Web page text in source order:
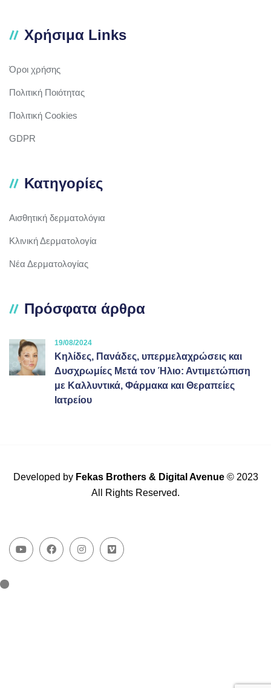
Χρήσιμα Links
Όροι χρήσης
Πολιτική Ποιότητας
Πολιτική Cookies
GDPR
Κατηγορίες
Αισθητική δερματολόγια
Κλινική Δερματολογία
Νέα Δερματολογίας
Πρόσφατα άρθρα
19/08/2024
Κηλίδες, Πανάδες, υπερμελαχρώσεις και
Δυσχρωμίες Μετά τον Ήλιο: Αντιμετώπιση
με Καλλυντικά, Φάρμακα και Θεραπείες
Ιατρείου
Developed by Fekas Brothers& Digital Avenue© 2023
All Rights Reserved.